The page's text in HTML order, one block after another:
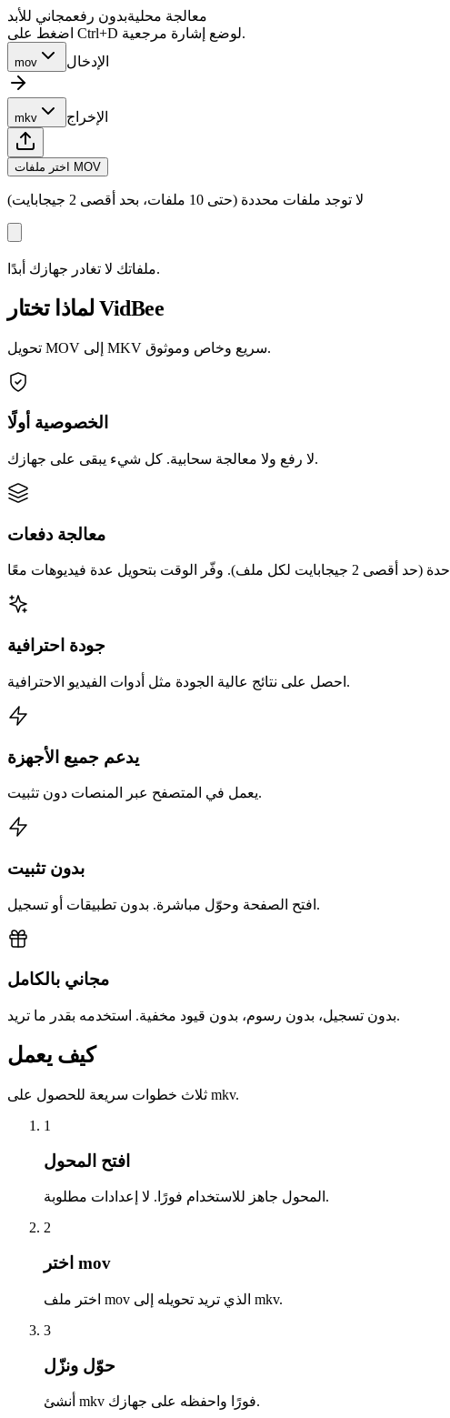
معالجة محليةبدون رفعمجاني للأبد
اضغط على Ctrl+D لوضع إشارة مرجعية.
mov الإدخال
mkv الإخراج
اختر ملفات MOV
لا توجد ملفات محددة (حتى 10 ملفات، بحد أقصى 2 جيجابايت)
ملفاتك لا تغادر جهازك أبدًا.
لماذا تختار VidBee
تحويل MOV إلى MKV سريع وخاص وموثوق.
الخصوصية أولًا
لا رفع ولا معالجة سحابية. كل شيء يبقى على جهازك.
معالجة دفعات
جودة احترافية
احصل على نتائج عالية الجودة مثل أدوات الفيديو الاحترافية.
يدعم جميع الأجهزة
يعمل في المتصفح عبر المنصات دون تثبيت.
بدون تثبيت
افتح الصفحة وحوّل مباشرة. بدون تطبيقات أو تسجيل.
مجاني بالكامل
بدون تسجيل، بدون رسوم، بدون قيود مخفية. استخدمه بقدر ما تريد.
كيف يعمل
ثلاث خطوات سريعة للحصول على mkv.
1
افتح المحول
المحول جاهز للاستخدام فورًا. لا إعدادات مطلوبة.
2
اختر mov
اختر ملف mov الذي تريد تحويله إلى mkv.
3
حوّل ونزّل
أنشئ mkv فورًا واحفظه على جهازك.